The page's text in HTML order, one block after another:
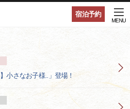
宿泊予約
MENU
小さなお子様..」登場！